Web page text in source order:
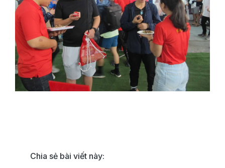
Chia sẻ bài viết này: